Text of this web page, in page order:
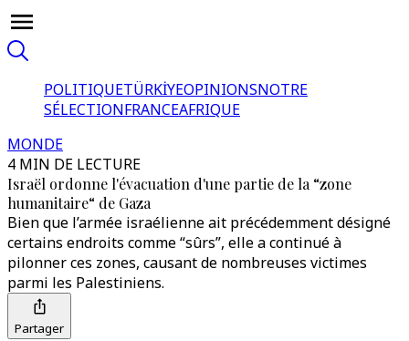
POLITIQUETÜRKİYEOPINIONSNOTRE
SÉLECTIONFRANCEAFRIQUE
MONDE
4 MIN DE LECTURE
Israël ordonne l'évacuation d'une partie de la “zone
humanitaire“ de Gaza
Bien que l’armée israélienne ait précédemment désigné
certains endroits comme “sûrs”, elle a continué à
pilonner ces zones, causant de nombreuses victimes
parmi les Palestiniens.
Partager